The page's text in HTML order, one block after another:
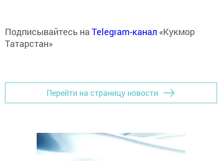
Подписывайтесь на Telegram-канал «Кукмор
Татарстан»
Перейти на страницу новости